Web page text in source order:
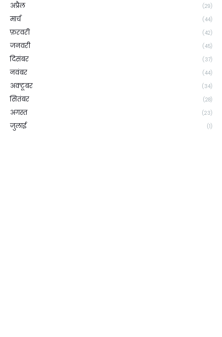
अप्रैल (29)
मार्च (44)
फ़रवरी (42)
जनवरी (45)
दिसंबर (37)
नवंबर (44)
अक्टूबर (34)
सितंबर (28)
अगस्त (23)
जुलाई (1)